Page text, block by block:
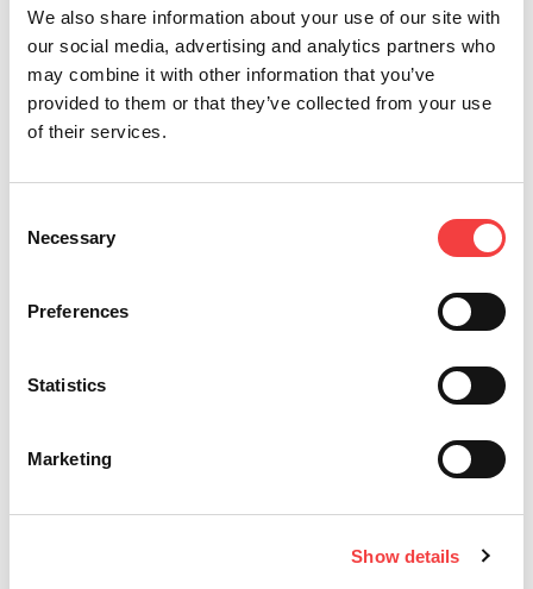
We also share information about your use of our site with
our social media, advertising and analytics partners who
may combine it with other information that you’ve
provided to them or that they’ve collected from your use
of their services.
Selection
Necessary
Preferences
Statistics
Marketing
Show details
por el equipo de I + D para monitorear los
dispositivos de Keyline. ¡Descárgalo ahora!
Introducing New Messenger - Take it everywhere!
dedicada al corte de llaves planas, láser y...